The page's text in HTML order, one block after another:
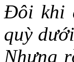
Đôi khi
quỳ
Nhưng